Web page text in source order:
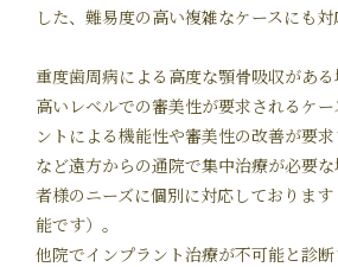
した、難易度の高い複雑なケースにも対
重度歯周病による高度な顎骨吸収がある
高いレベルでの審美性が要求されるケ
ントによる機能性や審美性の改善が要
など遠方からの通院で集中治療が必要
者様のニーズに個別に対応しておりま
能です）。
他院でインプラント治療が不可能と診